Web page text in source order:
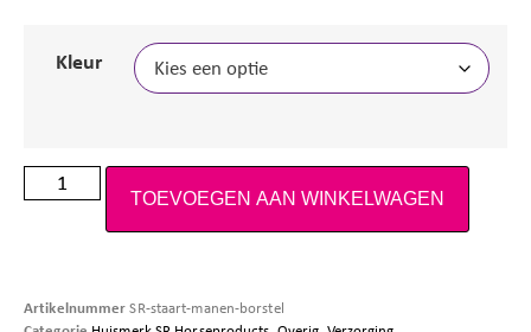
Kleur
TOEVOEGEN AAN WINKELWAGEN
ArtikelnummerSR-staart-manen-borstel